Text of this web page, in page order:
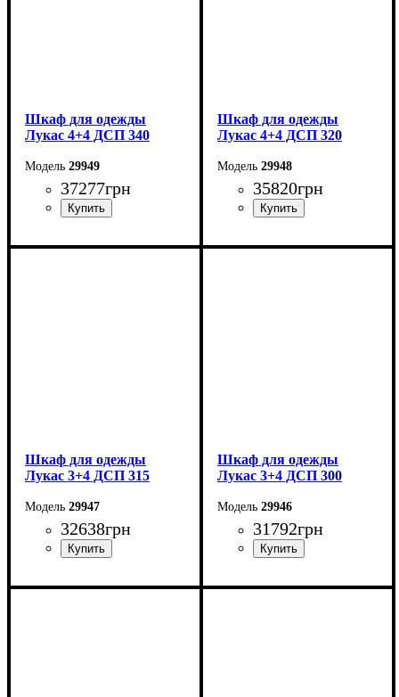
Шкаф для одежды
Лукас 4+4 ДСП 340
29949
37277грн
Ширина: 340 см
Шкаф для одежды
Лукас 4+4 ДСП 320
29948
35820грн
Ширина: 320 см
Шкаф для одежды
Лукас 3+4 ДСП 315
29947
32638грн
Ширина: 315 см
Шкаф для одежды
Лукас 3+4 ДСП 300
29946
31792грн
Ширина: 300 см